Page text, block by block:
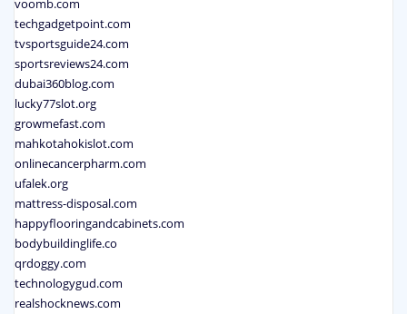
voomb.com
techgadgetpoint.com
tvsportsguide24.com
sportsreviews24.com
dubai360blog.com
lucky77slot.org
growmefast.com
mahkotahokislot.com
onlinecancerpharm.com
ufalek.org
mattress-disposal.com
happyflooringandcabinets.com
bodybuildinglife.co
qrdoggy.com
technologygud.com
realshocknews.com